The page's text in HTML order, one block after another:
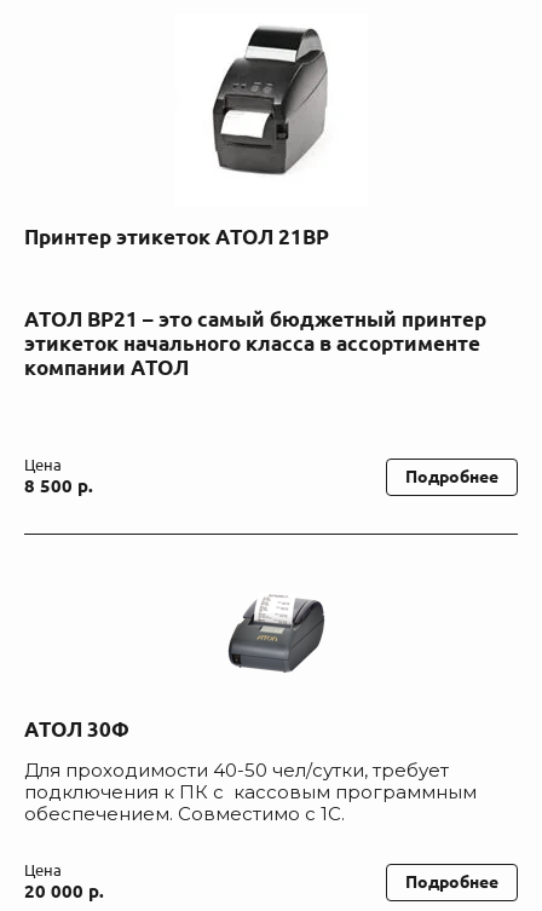
Принтер этикеток АТОЛ 21ВР
АТОЛ BP21 – это самый бюджетный принтер
этикеток начального класса в ассортименте
компании АТОЛ
Цена
8 500 р. Подробнее
АТОЛ 30Ф
Для проходимости 40-50 чел/сутки, требует
подключения к ПК с кассовым программным
обеспечением. Совместимо с 1С.
Цена
20 000 р. Подробнее